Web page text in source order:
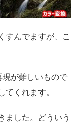
すんでますが、こ
が難しいもので
くれます。
ました。どういう